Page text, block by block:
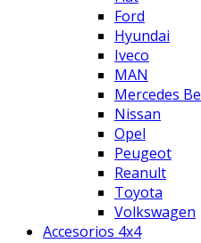
Ford
Hyundai
Iveco
MAN
Mercedes
Nissan
Opel
Peugeot
Reanult
Toyota
Volkswagen
Accesorios 4x4